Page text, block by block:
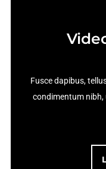
Fusce dapibus,
condimentum